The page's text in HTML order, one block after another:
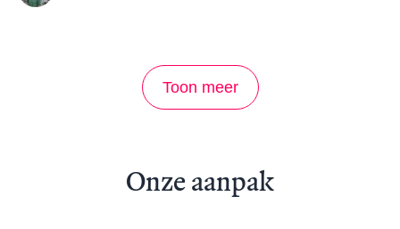
Toon meer
Onze aanpak